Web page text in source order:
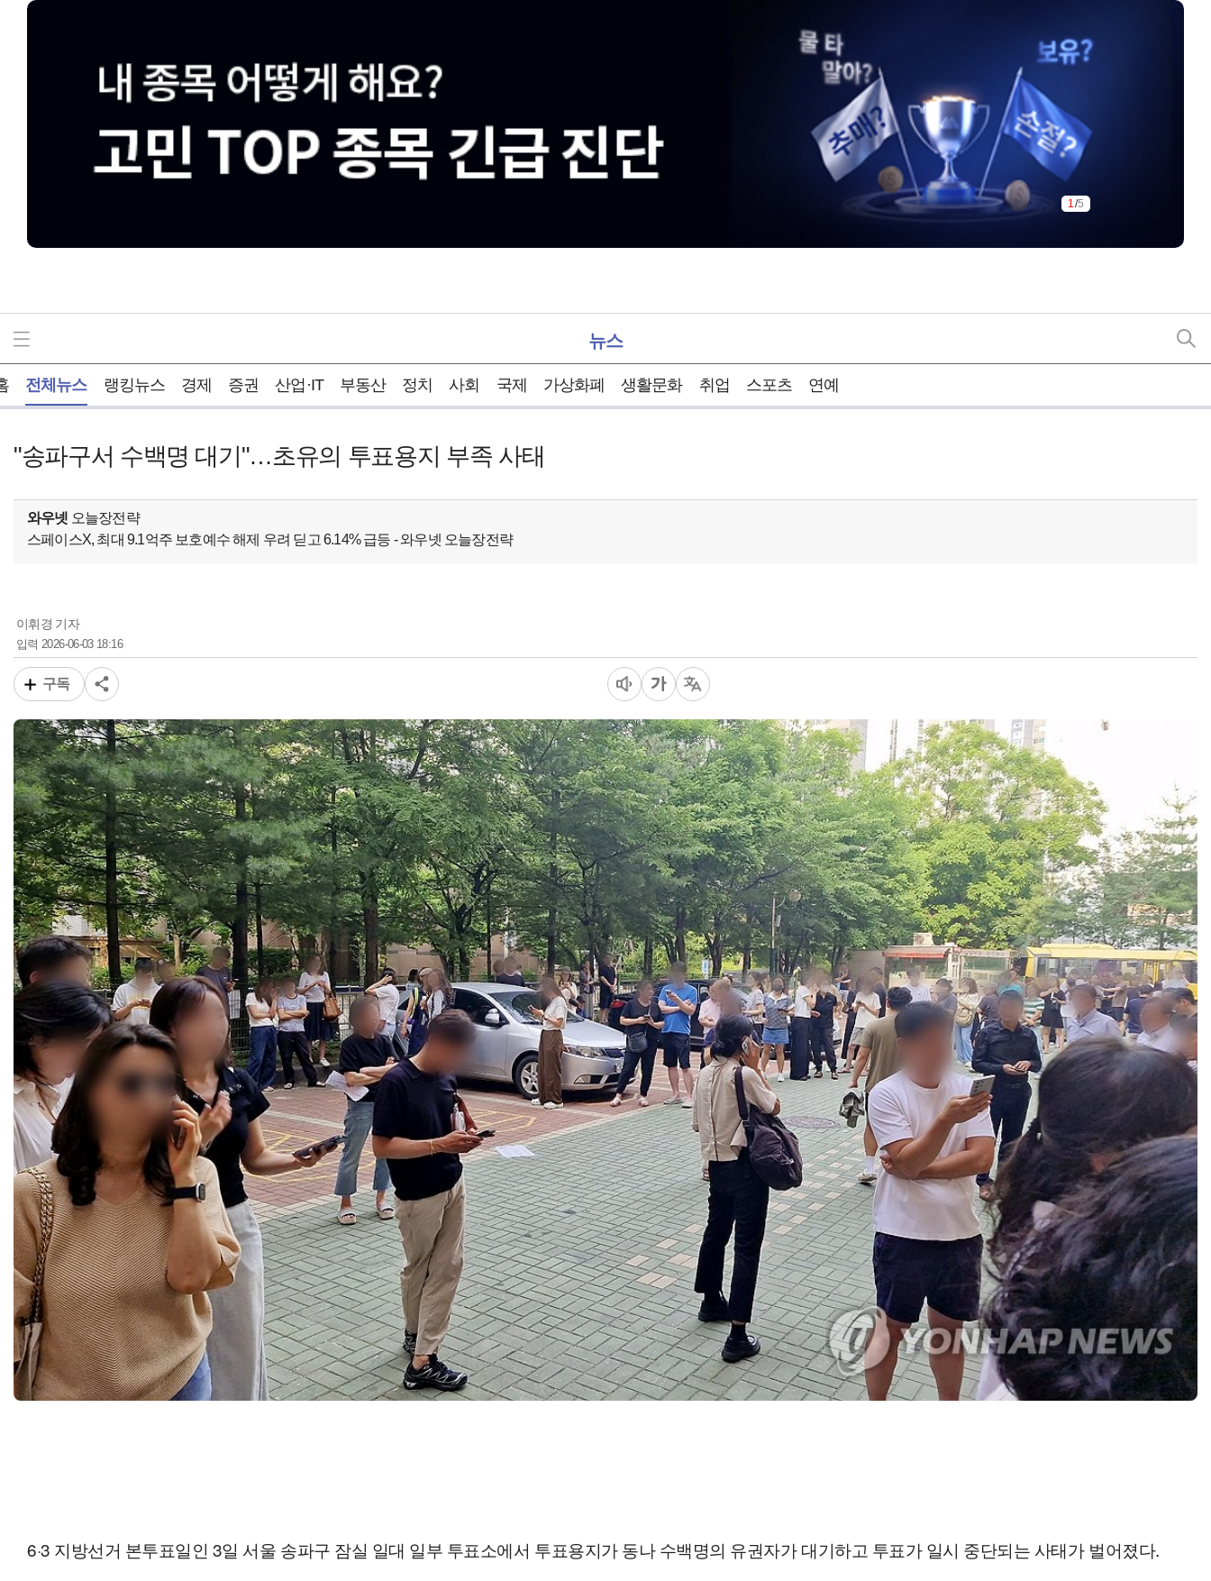
1/5
뉴스
전체뉴스 랭킹뉴스 경제 증권 산업·IT 부동산 정치 사회 국제 가상화폐 생활문화 취업 스포츠 연예
"송파구서 수백명 대기"…초유의 투표용지 부족 사태
와우넷 오늘장전략
스페이스X, 최대 9.1억주 보호예수 해제 우려 딛고 6.14% 급등 - 와우넷 오늘장전략
이휘경 기자
입력2026-06-03 18:16
구독
6·3 지방선거 본투표일인 3일 서울 송파구 잠실 일대 일부 투표소에서 투표용지가 동나 수백명의 유권자가 대기하고 투표가 일시 중단되는 사태가 벌어졌다.